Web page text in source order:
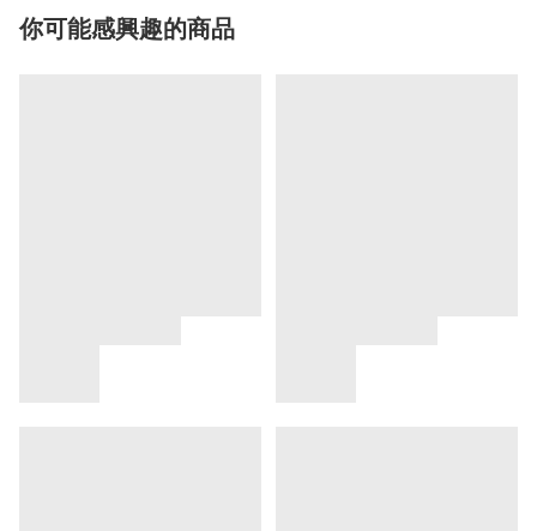
你可能感興趣的商品